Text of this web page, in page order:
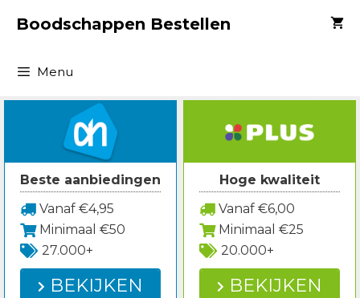
naarBoodschappen Bestellen
Menu
Beste aanbiedingen
Vanaf €4,95
Minimaal €50
27.000+
BEKIJKEN
Hoge kwaliteit
Vanaf €6,00
Minimaal €25
20.000+
BEKIJKEN